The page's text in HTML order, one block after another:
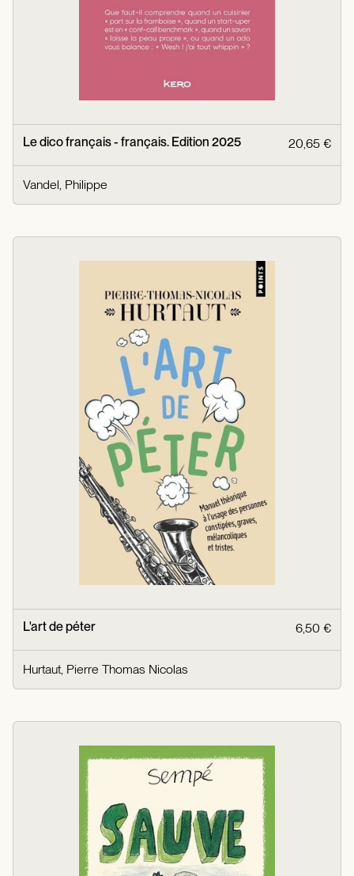
Le dico français - français. Edition 2025 20,65 €
Vandel, Philippe
L'art de péter 6,50 €
Hurtaut, Pierre Thomas Nicolas